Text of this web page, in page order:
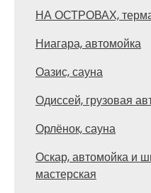
НА ОСТРОВАХ,
Ниагара, автомойка
Оазис, сауна
Одиссей, грузовая
Орлёнок, сауна
Оскар, автомойка и
мастерская